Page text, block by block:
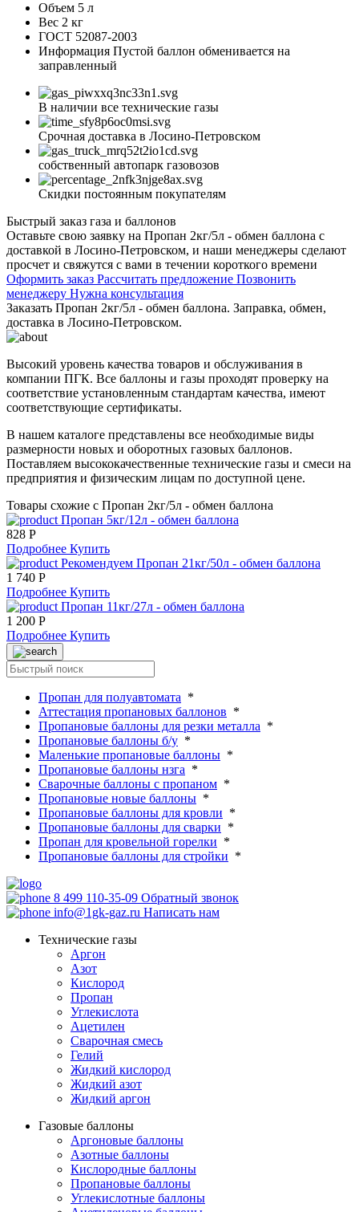
Объем 5 л
Вес 2 кг
ГОСТ 52087-2003
Информация Пустой баллон обменивается на
заправленный
В наличии все технические газы
Срочная доставка в Лосино-Петровском
собственный автопарк газовозов
Скидки постоянным покупателям
Быстрый заказ газа и баллонов
Оставьте свою заявку на Пропан 2кг/5л - обмен баллона с
доставкой в Лосино-Петровском, и наши менеджеры сделают
просчет и свяжутся с вами в течении короткого времени
Оформить заказ Рассчитать предложение Позвонить
менеджеру Нужна консультация
Заказать Пропан 2кг/5л - обмен баллона. Заправка, обмен,
доставка в Лосино-Петровском.
Высокий уровень качества товаров и обслуживания в
компании ПГК. Все баллоны и газы проходят проверку на
соответствие установленным стандартам качества, имеют
соответствующие сертификаты.
В нашем каталоге представлены все необходимые виды
размерности новых и оборотных газовых баллонов.
Поставляем высококачественные технические газы и смеси на
предприятия и физическим лицам по доступной цене.
Товары схожие с Пропан 2кг/5л - обмен баллона
Пропан 5кг/12л - обмен баллона
828 Р
Подробнее Купить
Рекомендуем Пропан 21кг/50л - обмен баллона
1 740 Р
Подробнее Купить
Пропан 11кг/27л - обмен баллона
1 200 Р
Подробнее Купить
Пропан для полуавтомата *
Аттестация пропановых баллонов *
Пропановые баллоны для резки металла *
Пропановые баллоны б/у *
Маленькие пропановые баллоны *
Пропановые баллоны нзга *
Сварочные баллоны с пропаном *
Пропановые новые баллоны *
Пропановые баллоны для кровли *
Пропановые баллоны для сварки *
Пропан для кровельной горелки *
Пропановые баллоны для стройки *
8 499 110-35-09 Обратный звонок
info@1gk-gaz.ru Написать нам
Технические газы
Аргон
Азот
Кислород
Пропан
Углекислота
Ацетилен
Сварочная смесь
Гелий
Жидкий кислород
Жидкий азот
Жидкий аргон
Газовые баллоны
Аргоновые баллоны
Азотные баллоны
Кислородные баллоны
Пропановые баллоны
Углекислотные баллоны